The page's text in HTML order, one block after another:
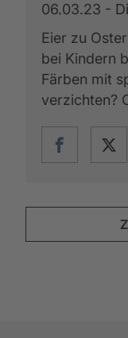
06.03.23 -
Eier zu
bei Kindern
Färben mit
verzichten?